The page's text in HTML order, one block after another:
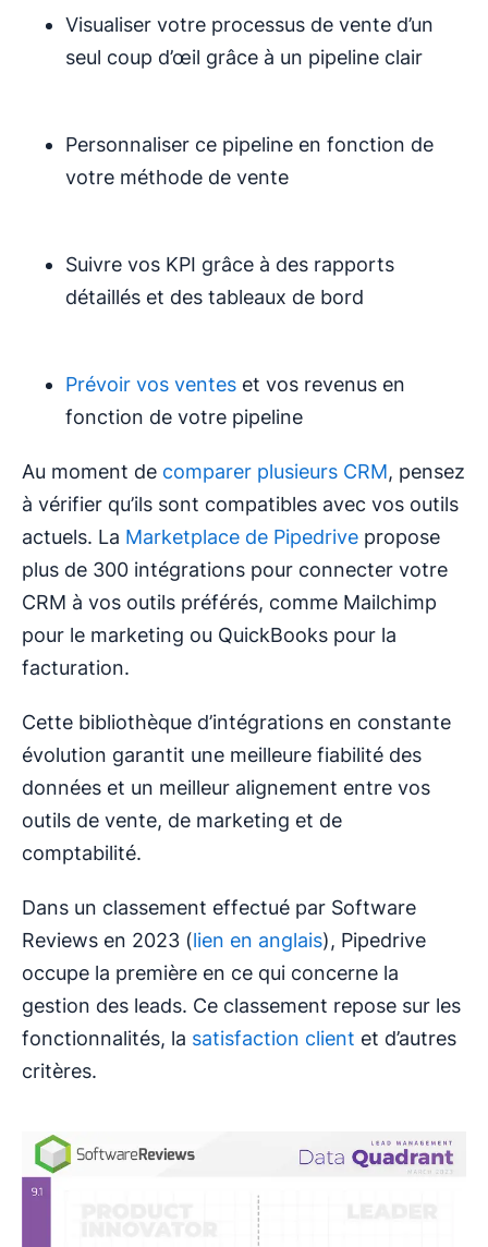
Visualiser votre processus de vente d’un
seul coup d’œil grâce à un pipeline clair
Personnaliser ce pipeline en fonction de
votre méthode de vente
Suivre vos KPI grâce à des rapports
détaillés et des tableaux de bord
Prévoir vos ventes et vos revenus en
fonction de votre pipeline
Au moment de comparer plusieurs CRM, pensez
à vérifier qu’ils sont compatibles avec vos outils
actuels. La Marketplace de Pipedrive propose
plus de 300 intégrations pour connecter votre
CRM à vos outils préférés, comme Mailchimp
pour le marketing ou QuickBooks pour la
facturation.
Cette bibliothèque d’intégrations en constante
évolution garantit une meilleure fiabilité des
données et un meilleur alignement entre vos
outils de vente, de marketing et de
comptabilité.
Dans un classement effectué par Software
Reviews en 2023 (lien en anglais), Pipedrive
occupe la première en ce qui concerne la
gestion des leads. Ce classement repose sur les
fonctionnalités, la satisfaction client et d’autres
critères.